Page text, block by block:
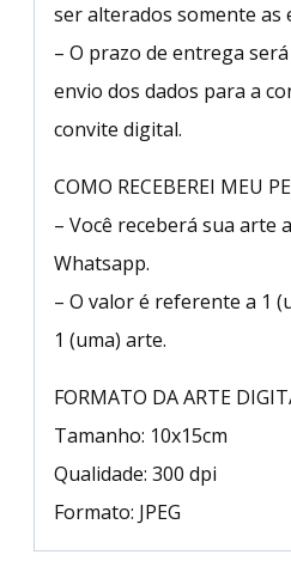
ser alterados somente as
– O prazo de entrega
envio dos dados para a
convite digital.
COMO RECEBEREI MEU
– Você receberá sua arte
Whatsapp.
– O valor é referente a 1
1 (uma) arte.
FORMATO DA ARTE
Tamanho: 10x15cm
Qualidade: 300 dpi
Formato: JPEG